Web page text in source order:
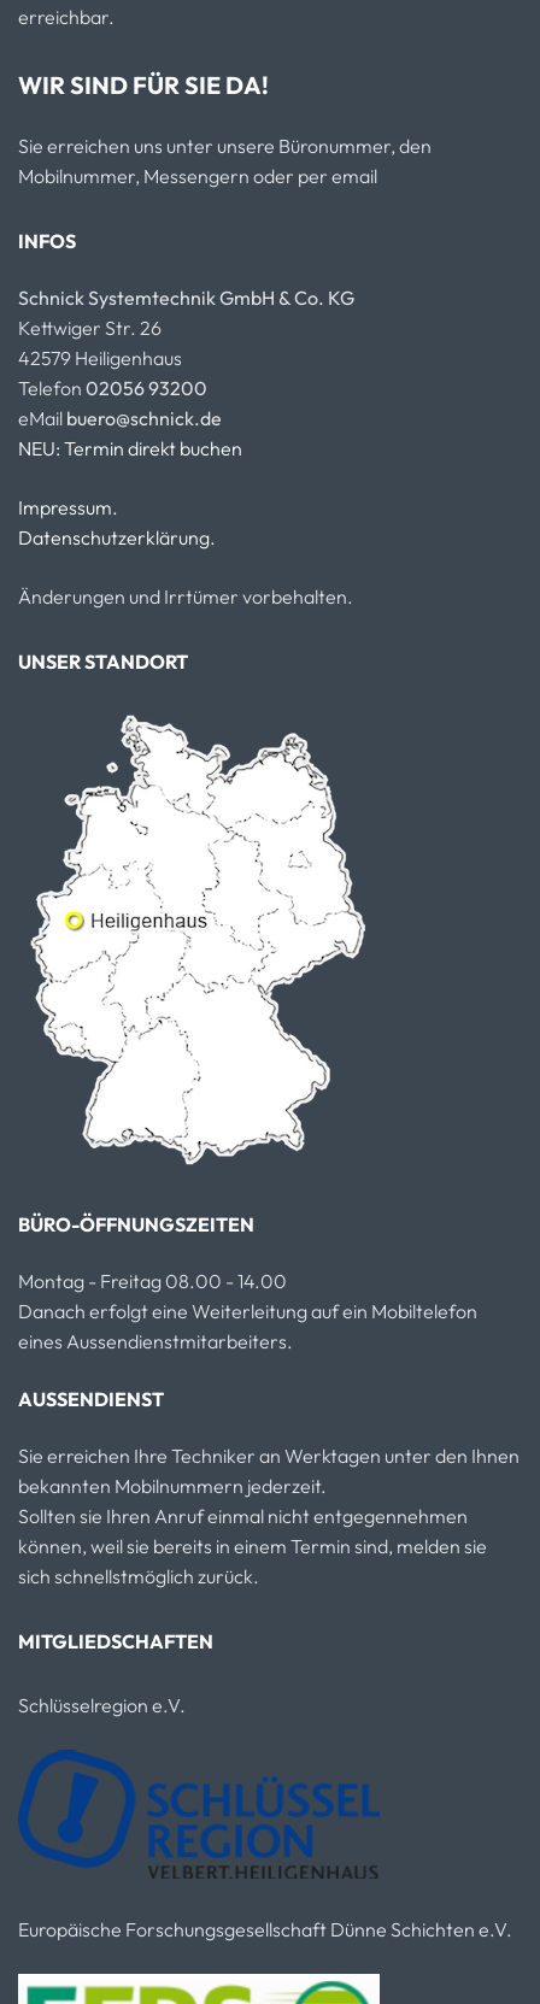
erreichbar.
WIR SIND FÜR SIE DA!
Sie erreichen uns unter unsere Büronummer, den
Mobilnummer, Messengern oder per email
INFOS
Schnick Systemtechnik GmbH & Co. KG
Kettwiger Str. 26
42579 Heiligenhaus
Telefon 02056 93200
eMail buero@schnick.de
NEU: Termin direkt buchen
Impressum.
Datenschutzerklärung.
Änderungen und Irrtümer vorbehalten.
UNSER STANDORT
BÜRO-ÖFFNUNGSZEITEN
Montag - Freitag 08.00 - 14.00
Danach erfolgt eine Weiterleitung auf ein Mobiltelefon
eines Aussendienstmitarbeiters.
AUSSENDIENST
Sie erreichen Ihre Techniker an Werktagen unter den Ihnen
bekannten Mobilnummern jederzeit.
Sollten sie Ihren Anruf einmal nicht entgegennehmen
können, weil sie bereits in einem Termin sind, melden sie
sich schnellstmöglich zurück.
MITGLIEDSCHAFTEN
Schlüsselregion e.V.
Europäische Forschungsgesellschaft Dünne Schichten e.V.